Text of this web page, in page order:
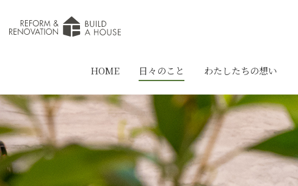
HOME 日々のこと わたしたちの想い